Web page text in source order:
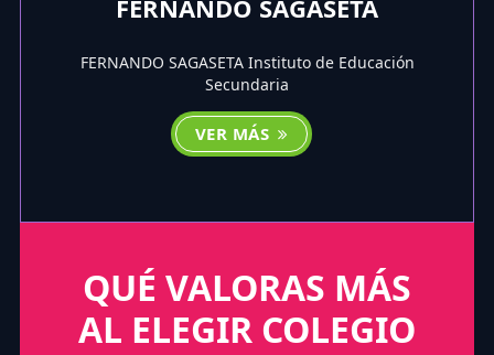
FERNANDO SAGASETA
FERNANDO SAGASETA Instituto de Educación
Secundaria
VER MÁS
QUÉ VALORAS MÁS
AL ELEGIR COLEGIO